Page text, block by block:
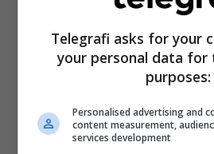
Telegrafi asks for your
your personal data for
purposes:
Personalised advertising and
content measurement,
services development